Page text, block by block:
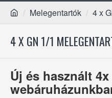
Melegentartók 4 x
4 X GN 1/1
Új és használt